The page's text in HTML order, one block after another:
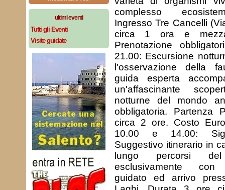
ultimi eventi
Tutti gli Eventi
Visite guidate
complesso
Ingresso Tre Cancelli
circa 1 ora e
Prenotazione
21.00: Escursione
l'osservazione della
guida esperta
un'affascinante
notturne del mondo
obbligatoria. Partenza
circa 2 ore. Costo
10.00 e 14.00:
Suggestivo itinerario in
lungo percorsi
esclusivamente con
guidato ed arrivo